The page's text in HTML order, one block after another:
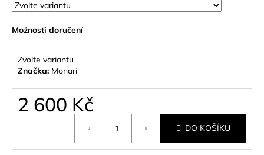
Možnosti doručení
Zvolte variantu
Značka: Monari
2 600 Kč
DO KOŠÍKU
D
o
p
r